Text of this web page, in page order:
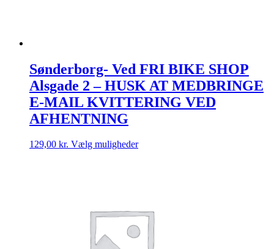
Sønderborg- Ved FRI BIKE SHOP
Alsgade 2 – HUSK AT MEDBRINGE
E-MAIL KVITTERING VED
AFHENTNING
129,00 kr. Vælg mulighederDette
kan
vælges
på
varesiden